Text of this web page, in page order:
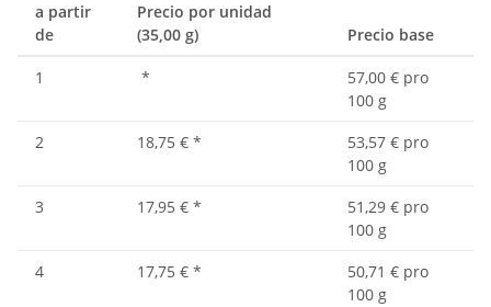
a partir
de
Precio por unidad
(35,00 g)
Precio base
1 *
57,00 € pro
100 g
2
18,75 € *
53,57 € pro
100 g
3
17,95 € *
51,29 € pro
100 g
4
17,75 € *
50,71 € pro
100 g